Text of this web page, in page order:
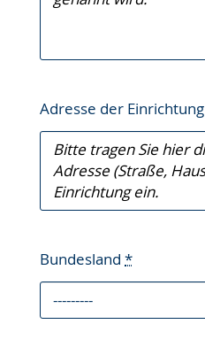
Adresse der Einrichtung
Bundesland *